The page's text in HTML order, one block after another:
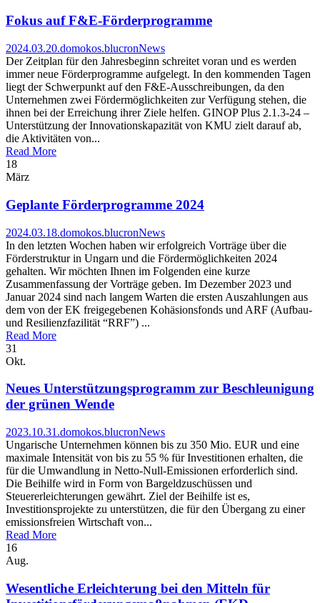
Fokus auf F&E-Förderprogramme
2024.03.20.domokos.blucronNews
Der Zeitplan für den Jahresbeginn schreitet voran und es werden
immer neue Förderprogramme aufgelegt. In den kommenden Tagen
liegt der Schwerpunkt auf den F&E-Ausschreibungen, da den
Unternehmen zwei Fördermöglichkeiten zur Verfügung stehen, die
ihnen bei der Erreichung ihrer Ziele helfen. GINOP Plus 2.1.3-24 –
Unterstützung der Innovationskapazität von KMU zielt darauf ab,
die Aktivitäten von...
Read More
18
März
Geplante Förderprogramme 2024
2024.03.18.domokos.blucronNews
In den letzten Wochen haben wir erfolgreich Vorträge über die
Förderstruktur in Ungarn und die Fördermöglichkeiten 2024
gehalten. Wir möchten Ihnen im Folgenden eine kurze
Zusammenfassung der Vorträge geben. Im Dezember 2023 und
Januar 2024 sind nach langem Warten die ersten Auszahlungen aus
dem von der EK freigegebenen Kohäsionsfonds und ARF (Aufbau-
und Resilienzfazilität “RRF”) ...
Read More
31
Okt.
Neues Unterstützungsprogramm zur Beschleunigung
der grünen Wende
2023.10.31.domokos.blucronNews
Ungarische Unternehmen können bis zu 350 Mio. EUR und eine
maximale Intensität von bis zu 55 % für Investitionen erhalten, die
für die Umwandlung in Netto-Null-Emissionen erforderlich sind.
Die Beihilfe wird in Form von Bargeldzuschüssen und
Steuererleichterungen gewährt. Ziel der Beihilfe ist es,
Investitionsprojekte zu unterstützen, die für den Übergang zu einer
emissionsfreien Wirtschaft von...
Read More
16
Aug.
Wesentliche Erleichterung bei den Mitteln für